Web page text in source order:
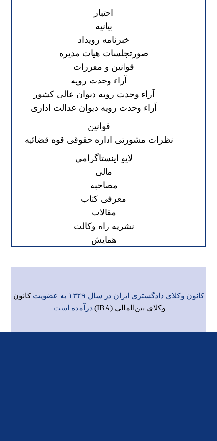
اختبار
بیانیه
خبرنامه رویداد
صورتجلسات هیات مدیره
قوانین و مقررات
آراء وحدت رویه
آراء وحدت رویه دیوان عالی کشور
آراء وحدت رویه دیوان عدالت اداری
قوانین
نظرات مشورتی اداره حقوقی قوه قضائیه
لایو اینستاگرامی
مالی
مصاحبه
معرفی کتاب
مقالات
نشریه راه وکالت
همایش
کانون وکلای دادگستری ایران در سال ۱۳۲۹ به عضویت
کانون
وکلای بین‌المللی (IBA)
درآمده است.